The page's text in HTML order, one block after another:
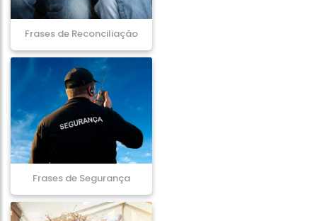
Frases de Reconciliação
Frases de Segurança